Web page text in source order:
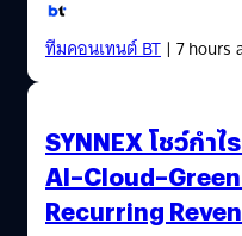
ทีมคอนเทนต์ BT| 7 hours
SYNNEX โชว์กำ
Recurring